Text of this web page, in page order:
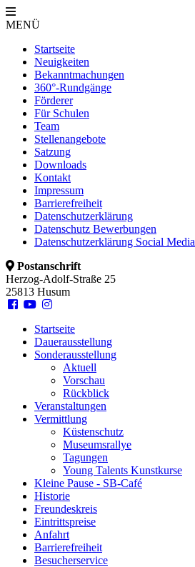
MENÜ
Startseite
Neuigkeiten
Bekanntmachungen
360°-Rundgänge
Förderer
Für Schulen
Team
Stellenangebote
Satzung
Downloads
Kontakt
Impressum
Barrierefreiheit
Datenschutzerklärung
Datenschutz Bewerbungen
Datenschutzerklärung Social Media
Postanschrift
Herzog-Adolf-Straße 25
25813 Husum
Startseite
Dauerausstellung
Sonderausstellung
Aktuell
Vorschau
Rückblick
Veranstaltungen
Vermittlung
Küstenschutz
Museumsrallye
Tagungen
Young Talents Kunstkurse
Kleine Pause - SB-Café
Historie
Freundeskreis
Eintrittspreise
Anfahrt
Barrierefreiheit
Besucherservice